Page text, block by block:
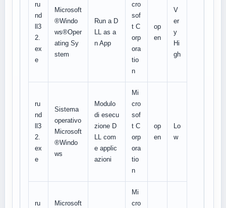
ru
nd
ll3
2.
ex
e
Microsoft
®Windo
ws®Oper
ating Sy
stem
Run a D
LL as a
n App
cro
sof
t C
orp
ora
tio
n
op
en
V
er
y
Hi
gh
ru
nd
ll3
2.
ex
e
Sistema
operativo
Microsoft
®Windo
ws
Modulo
di esecu
zione D
LL com
e applic
azioni
Mi
cro
sof
t C
orp
ora
tio
n
op
en
Lo
w
ru
Microsoft
Mi
cro